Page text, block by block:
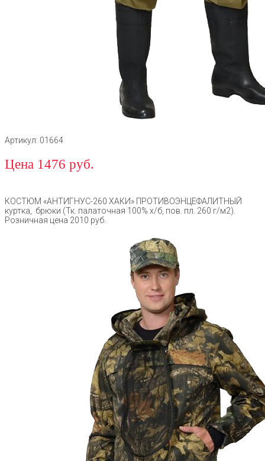
Артикул: 01664
Цена 1476 руб.
КОСТЮМ «АНТИГНУС-260 ХАКИ» ПРОТИВОЭНЦЕФАЛИТНЫЙ
куртка, брюки (Тк. палаточная 100% х/б, пов. пл. 260 г/м2).
Розничная цена 2010 руб.